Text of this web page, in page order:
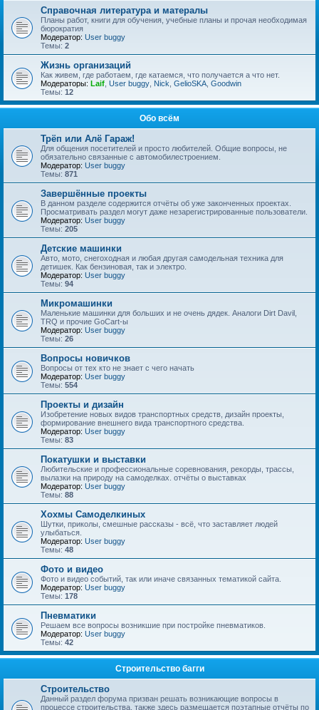
Справочная литература и матералы
Планы работ, книги для обучения, учебные планы и прочая необходимая
бюрократия
Модератор: User buggy
Темы: 2
Жизнь организаций
Как живем, где работаем, где катаемся, что получается а что нет.
Модераторы: Laif User buggy Nick GelioSKA Goodwin
Темы: 12
Обо всём
Трёп или Алё Гараж!
Для общения посетителей и просто любителей. Общие вопросы, не
обязательно связанные с автомобилестроением.
Модератор: User buggy
Темы: 871
Завершённые проекты
В данном разделе содержится отчёты об уже законченных проектах.
Просматривать раздел могут даже незарегистрированные пользователи.
Модератор: User buggy
Темы: 205
Детские машинки
Авто, мото, снегоходная и любая другая самодельная техника для
детишек. Как бензиновая, так и электро.
Модератор: User buggy
Темы: 94
Микромашинки
Маленькие машинки для больших и не очень дядек. Аналоги Dirt Davil,
TRQ и прочие GoCart-ы
Модератор: User buggy
Темы: 26
Вопросы новичков
Вопросы от тех кто не знает с чего начать
Модератор: User buggy
Темы: 554
Проекты и дизайн
Изобретение новых видов транспортных средств, дизайн проекты,
формирование внешнего вида транспортного средства.
Модератор: User buggy
Темы: 83
Покатушки и выставки
Любительские и профессиональные соревнования, рекорды, трассы,
вылазки на природу на самоделках. отчёты о выставках
Модератор: User buggy
Темы: 88
Хохмы Самоделкиных
Шутки, приколы, смешные рассказы - всё, что заставляет людей
улыбаться.
Модератор: User buggy
Темы: 48
Фото и видео
Фото и видео событий, так или иначе связанных тематикой сайта.
Модератор: User buggy
Темы: 178
Пневматики
Решаем все вопросы возникшие при постройке пневматиков.
Модератор: User buggy
Темы: 42
Строительство багги
Строительство
Данный раздел форума призван решать возникающие вопросы в
процессе строительства, также здесь размещается поэтапные отчёты по